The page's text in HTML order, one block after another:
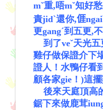
mˇ重,唔mˇ知好
責jidˋ還你,𠊎
更gangˊ到五更,
到了veˇ天光五
雞仔做保證介下
證人！水鴨仔看
顧各家gie！)這
後來天庭頂高
鋸下來做鹿茸